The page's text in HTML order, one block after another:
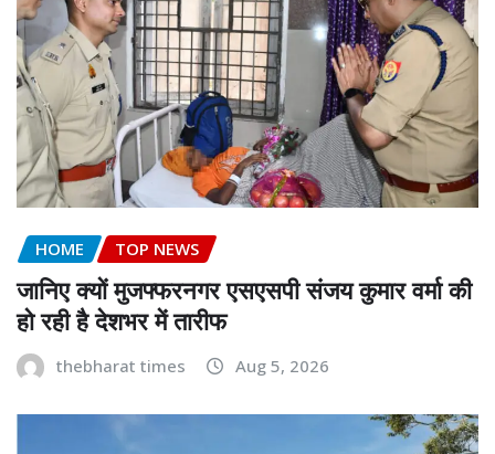
HOME TOP NEWS
जानिए क्यों मुजफ्फरनगर एसएसपी संजय कुमार वर्मा की
हो रही है देशभर में तारीफ
thebharat times Aug 5, 2026